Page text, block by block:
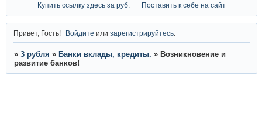
Купить ссылку здесь заруб. Поставить к себе на сайт
Привет, Гость! Войдите илизарегистрируйтесь
» 3 рубля » Банки вклады, кредиты. » Возникновение и
развитие банков!